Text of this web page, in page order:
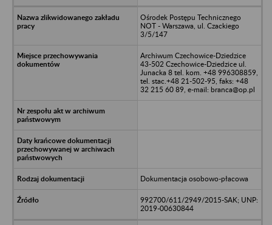
Ośrodek Postępu Technicznego
NOT - Warszawa, ul. Czackiego
3/5/147
Archiwum Czechowice-Dziedzice
43-502 Czechowice-Dziedzice ul.
Junacka 8 tel. kom. +48 996308859,
tel. stac.+48 21-502-95, faks: +48
32 215 60 89, e-mail: branca@op.pl
Dokumentacja osobowo-płacowa
992700/611/2949/2015-SAK; UNP:
2019-00630844